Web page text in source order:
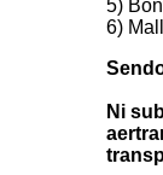
5)
6)
Ni